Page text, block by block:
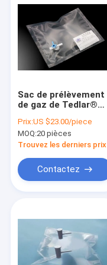
A propos de nous
Sac de prélèvement
de gaz de Tedlar®
côté-ouverture de
robinet avec le port
1/4" 6.35m
septum de silicone
Prix:US $23.00/piece
MOQ:20 pièces
Trouvez les derniers prix
Contactez